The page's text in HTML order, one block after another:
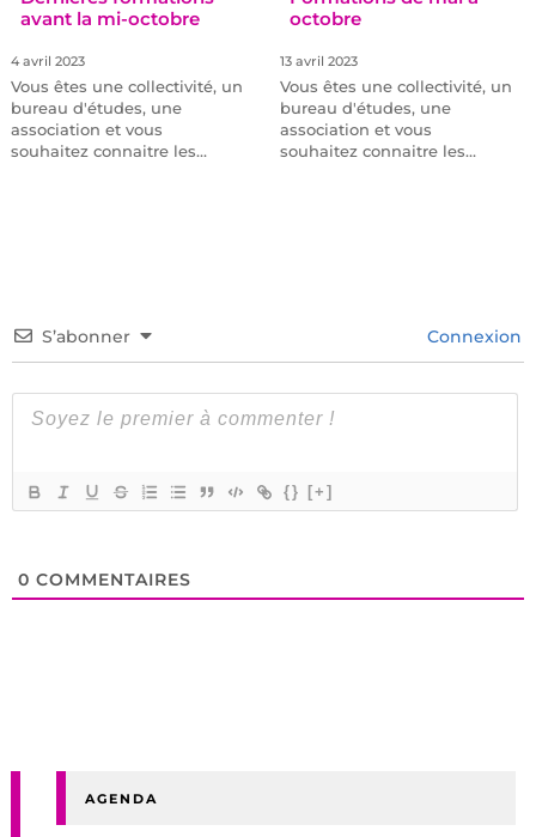
avant la mi-octobre
4 avril 2023
Vous êtes une collectivité, un
bureau d'études, une
association et vous
souhaitez connaitre les…
octobre
13 avril 2023
Vous êtes une collectivité, un
bureau d'études, une
association et vous
souhaitez connaitre les…
S’abonner Connexion
{} [+]
0 COMMENTAIRES
AGENDA